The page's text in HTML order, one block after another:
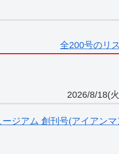
全200号のリ
2026/8/18(
ジアム 創刊号(アイアン